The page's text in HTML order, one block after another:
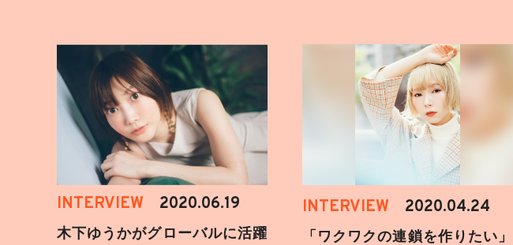
INTERVIEW 2020.06.19
木下ゆうかがグローバルに活躍
INTERVIEW 2020.04.24
「ワクワクの連鎖を作りたい」